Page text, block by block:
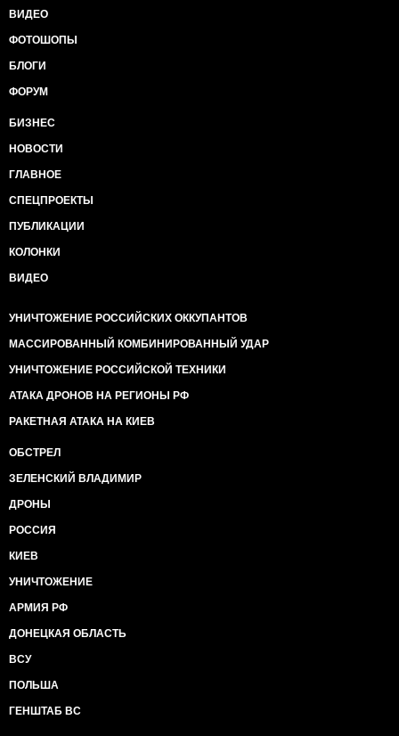
ВИДЕО
ФОТОШОПЫ
БЛОГИ
ФОРУМ
БИЗНЕС
НОВОСТИ
ГЛАВНОЕ
СПЕЦПРОЕКТЫ
ПУБЛИКАЦИИ
КОЛОНКИ
ВИДЕО
УНИЧТОЖЕНИЕ РОССИЙСКИХ ОККУПАНТОВ
МАССИРОВАННЫЙ КОМБИНИРОВАННЫЙ УДАР
УНИЧТОЖЕНИЕ РОССИЙСКОЙ ТЕХНИКИ
АТАКА ДРОНОВ НА РЕГИОНЫ РФ
РАКЕТНАЯ АТАКА НА КИЕВ
ОБСТРЕЛ
ЗЕЛЕНСКИЙ ВЛАДИМИР
ДРОНЫ
РОССИЯ
КИЕВ
УНИЧТОЖЕНИЕ
АРМИЯ РФ
ДОНЕЦКАЯ ОБЛАСТЬ
ВСУ
ПОЛЬША
ГЕНШТАБ ВС